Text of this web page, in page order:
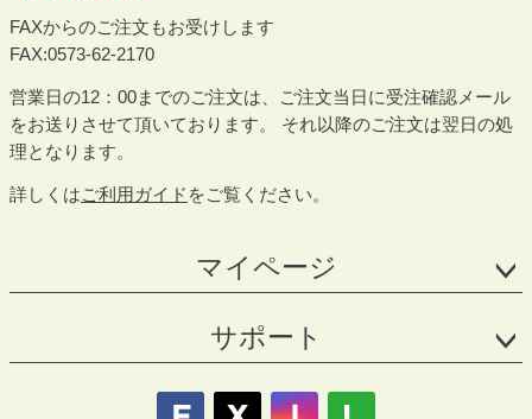
FAXからのご注文もお受けします
FAX:0573-62-2170
営業日の12：00までのご注文は、ご注文当日に受注確認メール
をお送りさせて頂いております。 それ以降のご注文は翌日の処
理となります。
詳しくはご利用ガイド をご覧ください。
マイページ
サポート